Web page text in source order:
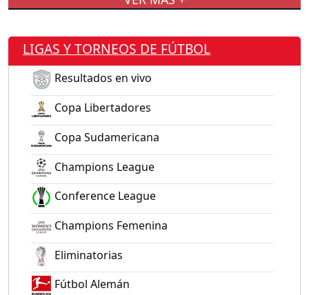
LIGAS Y TORNEOS DE FÚTBOL
Resultados en vivo
Copa Libertadores
Copa Sudamericana
Champions League
Conference League
Champions Femenina
Eliminatorias
Fútbol Alemán